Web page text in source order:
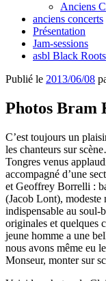
Anciens
anciens concerts
Présentation
Jam-sessions
asbl Black Roots
Publié le 2013/06/08
Photos Bram
C’est toujours un
les chanteurs sur
Tongres venus
accompagné d’une
et Geoffrey Borrelli :
(Jacob Lont), modeste
indispensable au soul-
originales et quelques
jeune homme a une
nous avons même eu
Monseur, monter sur